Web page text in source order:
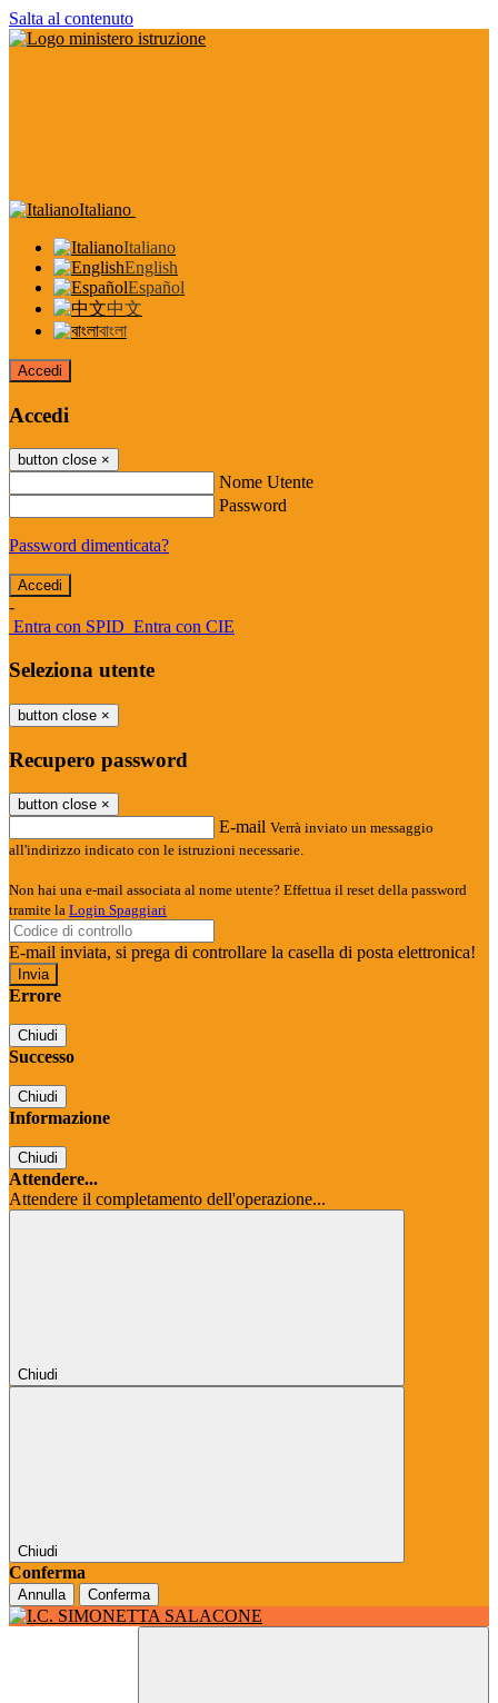
Salta al contenuto
Italiano
Italiano
English
Español
中文
বাংলা
Accedi
Accedi
button close ×
Nome Utente
Password
Password dimenticata?
-
Entra con SPID Entra con CIE
Seleziona utente
button close ×
Recupero password
button close ×
E-mail Verrà inviato un messaggio
all'indirizzo indicato con le istruzioni necessarie.
Non hai una e-mail associata al nome utente? Effettua il reset della password
tramite la Login Spaggiari
E-mail inviata, si prega di controllare la casella di posta elettronica!
Errore
Chiudi
Successo
Chiudi
Informazione
Chiudi
Attendere...
Attendere il completamento dell'operazione...
Chiudi
Chiudi
Conferma
Annulla Conferma